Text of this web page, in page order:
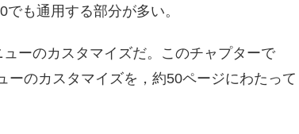
も通用する部分が多い。
ーのカスタマイズだ。このチャプターで
のカスタマイズを，約50ページにわたって